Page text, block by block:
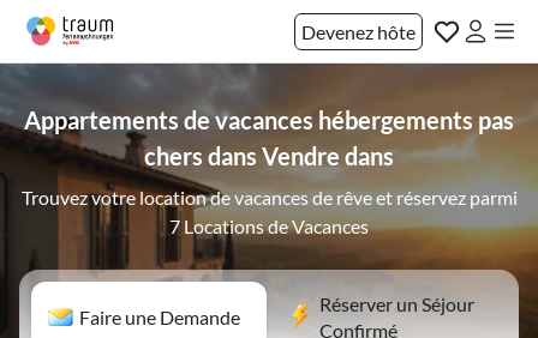
Devenez hôte
Appartements de vacances hébergements pas
chers dans Vendre dans
Trouvez votre location de vacances de rêve et réservez parmi
7 Locations de Vacances
Faire une Demande
Réserver un Séjour
Confirmé